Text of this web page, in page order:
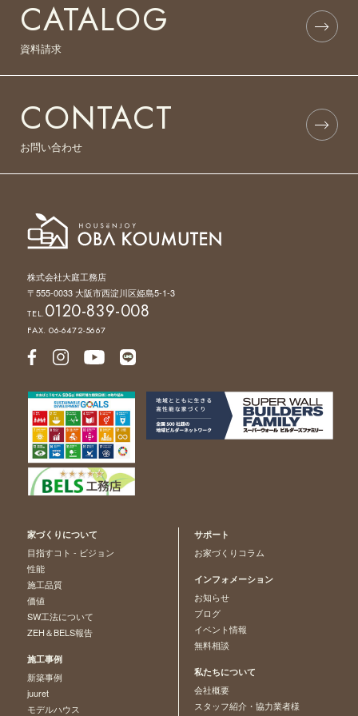
CATALOG
資料請求
CONTACT
お問い合わせ
株式会社大庭工務店
〒555-0033 大阪市西淀川区姫島5-1-3
TEL.0120-839-008
FAX. 06-6472-5667
家づくりについて
目指すコト - ビジョン
性能
施工品質
価値
SW工法について
ZEH＆BELS報告
施工事例
新築事例
juuret
モデルハウス
サポート
お家づくりコラム
インフォメーション
お知らせ
ブログ
イベント情報
無料相談
私たちについて
会社概要
スタッフ紹介・協力業者様